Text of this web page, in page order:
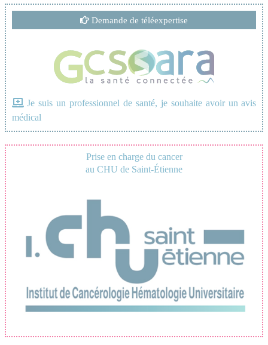
Demande de téléexpertise
Je suis un professionnel de santé, je souhaite avoir un avis
médical
Prise en charge du cancer
au CHU de Saint-Étienne